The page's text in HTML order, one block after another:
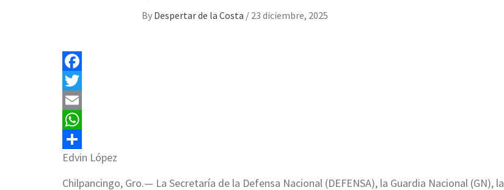
By Despertar de la Costa / 23 diciembre, 2025
Facebook
Twitter
Email
WhatsApp
Compartir
Edvin López
Chilpancingo, Gro.— La Secretaría de la Defensa Nacional (DEFENSA), la Guardia Nacional (GN), la